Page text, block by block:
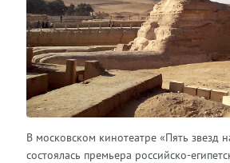
В московском кинотеатре «Пять звезд
состоялась премьера российско-